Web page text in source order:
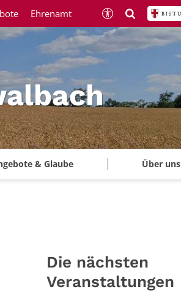
& Glaube Über uns
Ehrenamt
Die nächsten
Veranstaltungen